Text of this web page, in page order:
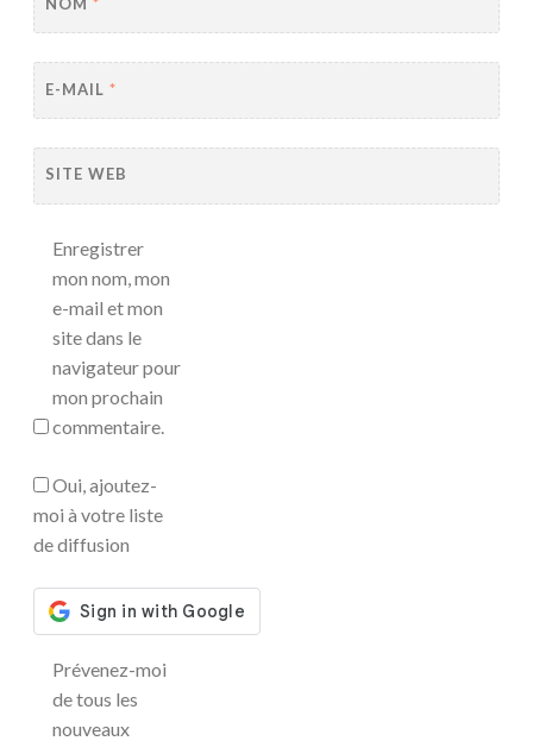
E-MAIL *
SITE WEB
Enregistrer
mon nom, mon
e-mail et mon
site dans le
navigateur pour
mon prochain
commentaire.
Oui, ajoutez-
moi à votre liste
de diffusion
Prévenez-moi
de tous les
nouveaux